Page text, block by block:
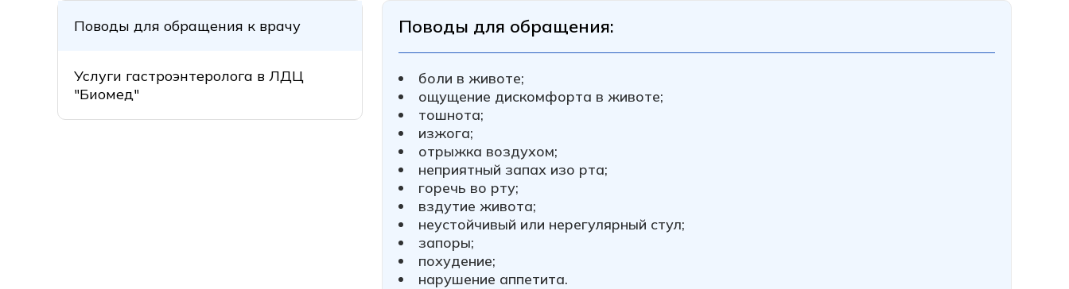
Поводы для обращения к врачу
Услуги гастроэнтеролога в ЛДЦ
"Биомед"
Поводы для обращения:
боли в животе;
ощущение дискомфорта в животе;
тошнота;
изжога;
отрыжка воздухом;
неприятный запах изо рта;
горечь во рту;
вздутие живота;
неустойчивый или нерегулярный стул;
запоры;
похудение;
нарушение аппетита.